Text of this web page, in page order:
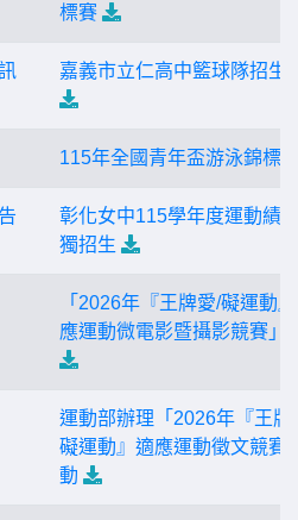
標賽
嘉義市立仁高中籃球隊招生
115年全國青年盃游泳錦標
彰化女中115學年度運動績
獨招生
「2026年『王牌愛/礙運動
應運動微電影暨攝影競賽」
運動部辦理「2026年『王牌
礙運動』適應運動徵文競賽
動